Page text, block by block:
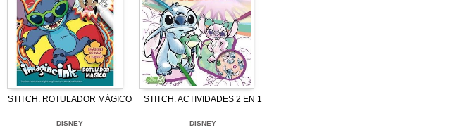
STITCH. ROTULADOR MÁGICO
DISNEY
STITCH. ACTIVIDADES 2 EN 1
DISNEY